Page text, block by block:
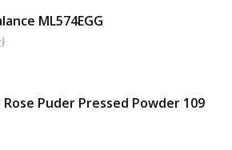
ML574EGG
Rose Puder Pressed Powder 109